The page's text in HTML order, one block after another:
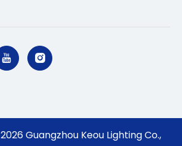
2026Guangzhou Keou Lighting Co.,